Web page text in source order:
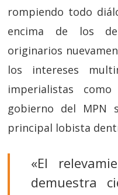
rompiendo todo
encima de los
originarios
los intereses
imperialistas
gobierno del MPN
principal lobista
«El
demuestra